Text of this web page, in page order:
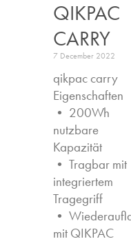
QIKPAC
CARRY
7 December 2022
qikpac carry
Eigenschaften ​
• 200Wh
nutzbare
Kapazität
• Tragbar mit
integriertem
Tragegriff
•
mit QIKPAC